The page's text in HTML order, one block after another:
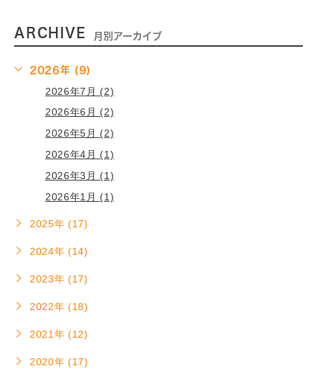
ARCHIVE 月別アーカイブ
2026年 (9)
2026年7月 (2)
2026年6月 (2)
2026年5月 (2)
2026年4月 (1)
2026年3月 (1)
2026年1月 (1)
2025年 (17)
2024年 (14)
2023年 (17)
2022年 (18)
2021年 (12)
2020年 (17)